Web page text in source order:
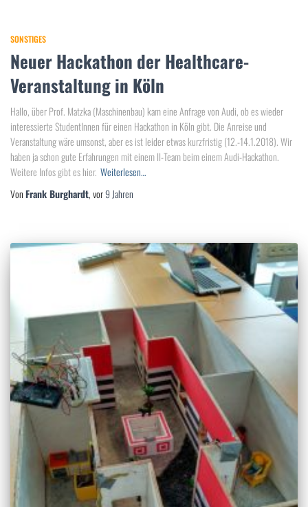
SONSTIGES
Neuer Hackathon der Healthcare-
Veranstaltung in Köln
Hallo, über Prof. Matzka (Maschinenbau) kam eine Anfrage von Audi, ob es wieder
interessierte StudentInnen für einen Hackathon in Köln gibt. Die Anreise und
Veranstaltung wäre umsonst, aber es ist leider etwas kurzfristig (12.-14.1.2018). Wir
haben ja schon gute Erfahrungen mit einem II-Team beim einem Audi-Hackathon.
Weitere Infos gibt es hier. Weiterlesen…
VonFrank Burghardt, vor9 Jahren